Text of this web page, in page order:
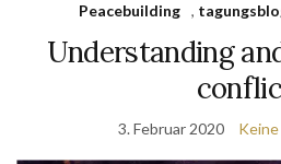
Peacebuilding ,
Understanding
3. Februar 2020